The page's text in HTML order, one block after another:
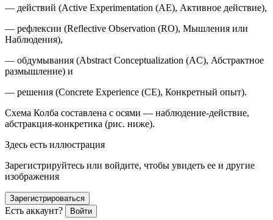
— действий (Active Experimentation (AE), Активное действие),
— рефлексии (Reflective Observation (RO), Мышления или
Наблюдения),
— обдумывания (Abstract Conceptualization (AC), Абстрактное
размышление) и
— решения (Concrete Experience (CE), Конкретный опыт).
Схема Колба составлена с осями — наблюдение-действие,
абстракция-конкретика (рис. ниже).
Здесь есть иллюстрация
Зарегистрируйтесь или войдите, чтобы увидеть ее и другие
изображения
Зарегистрироваться
Есть аккаунт? Войти